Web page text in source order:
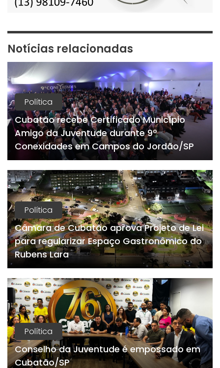
Notícias relacionadas
Política
Cubatão recebe Certificado Município
Amigo da Juventude durante 9º
Conexidades em Campos do Jordão/SP
Política
Câmara de Cubatão aprova Projeto de Lei
para regularizar Espaço Gastronômico do
Rubens Lara
Política
Conselho da Juventude é empossado em
Cubatão/SP